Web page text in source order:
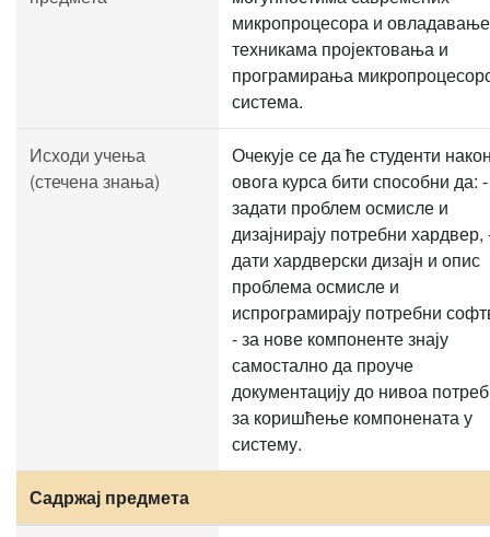
микропроцесора и овладавање
техникама пројектовања и
програмирања
система.
Исходи учења
(стечена знања)
Очекује се да ће студенти
овога курса бити способни да:
задати проблем осмисле и
дизајнирају потребни хардвер,
дати хардверски дизајн и опис
проблема осмисле и
испрограмирају потребни
- за нове компоненте знају
самостално да проуче
документацију до нивоа
за коришћење компонената у
систему.
Садржај предмета